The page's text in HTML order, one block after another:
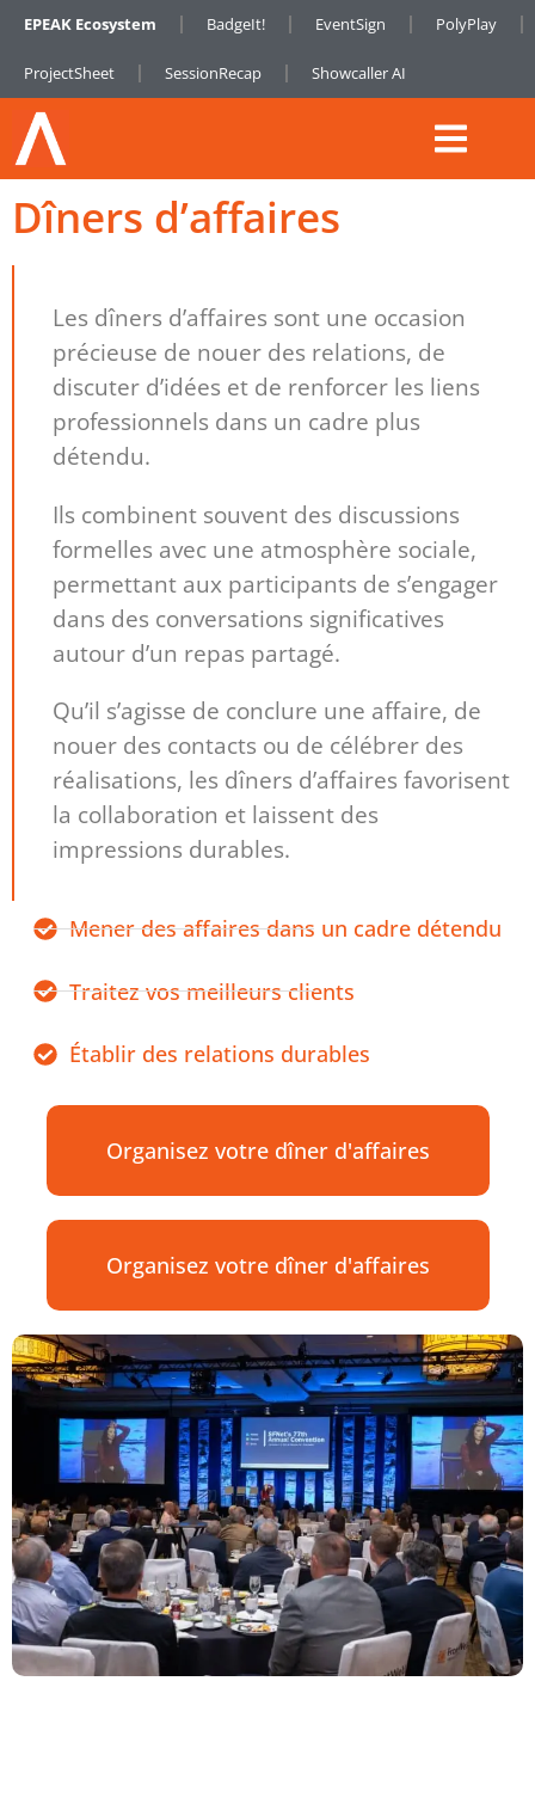
EPEAK Ecosystem BadgeIt! EventSign PolyPlay
ProjectSheet SessionRecap Showcaller AI
Dîners d’affaires
Les dîners d’affaires sont une occasion
précieuse de nouer des relations, de
discuter d’idées et de renforcer les liens
professionnels dans un cadre plus
détendu.
Ils combinent souvent des discussions
formelles avec une atmosphère sociale,
permettant aux participants de s’engager
dans des conversations significatives
autour d’un repas partagé.
Qu’il s’agisse de conclure une affaire, de
nouer des contacts ou de célébrer des
réalisations, les dîners d’affaires favorisent
la collaboration et laissent des
impressions durables.
Mener des affaires dans un cadre détendu
Traitez vos meilleurs clients
Établir des relations durables
Organisez votre dîner d'affaires
Organisez votre dîner d'affaires